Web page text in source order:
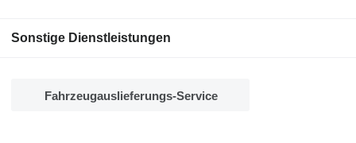
Sonstige Dienstleistungen
Fahrzeugauslieferungs-Service